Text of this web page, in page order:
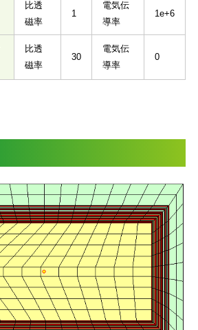
比透
磁率
1
電気伝
導率
1e+6
比透
磁率
30
電気伝
導率
0